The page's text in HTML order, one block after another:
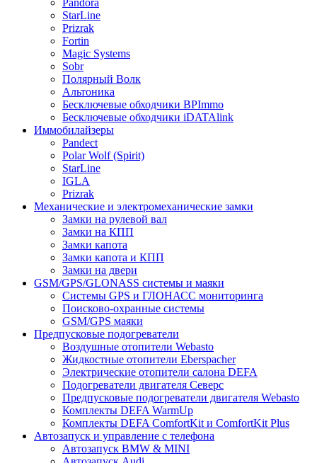
Pandora
StarLine
Prizrak
Fortin
Magic Systems
Sobr
Полярный Волк
Альтоника
Бесключевые обходчики BPImmo
Бесключевые обходчики iDATAlink
Иммобилайзеры
Pandect
Polar Wolf (Spirit)
StarLine
IGLA
Prizrak
Механические и электромеханические замки
Замки на рулевой вал
Замки на КПП
Замки капота
Замки капота и КПП
Замки на двери
GSM/GPS/GLONASS системы и маяки
Системы GPS и ГЛОНАСС мониторинга
Поисково-охранные системы
GSM/GPS маяки
Предпусковые подогреватели
Воздушные отопители Webasto
Жидкостные отопители Eberspacher
Электрические отопители салона DEFA
Подогреватели двигателя Северс
Предпусковые подогреватели двигателя Webasto
Комплекты DEFA WarmUp
Комплекты DEFA ComfortKit и ComfortKit Plus
Автозапуск и управление с телефона
Автозапуск BMW & MINI